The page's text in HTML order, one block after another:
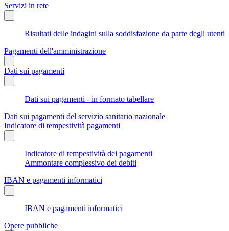
Servizi in rete
Risultati delle indagini sulla soddisfazione da parte degli utenti
Pagamenti dell'amministrazione
Dati sui pagamenti
Dati sui pagamenti - in formato tabellare
Dati sui pagamenti del servizio sanitario nazionale
Indicatore di tempestività pagamenti
Indicatore di tempestività dei pagamenti
Ammontare complessivo dei debiti
IBAN e pagamenti informatici
IBAN e pagamenti informatici
Opere pubbliche